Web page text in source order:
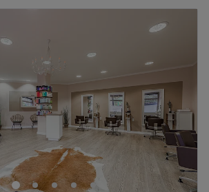
20:00
20:00
20:00
Geschlossen
Traum von super gepflegten und
Haaren erfüllen lassen oder hast
Lust auf eine frische Farbe oder gar
Look? Dann bist du bei Mirash